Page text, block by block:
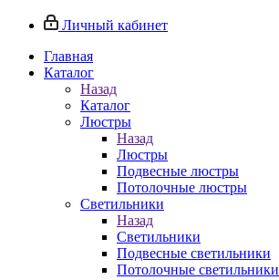
Личный кабинет
Главная
Каталог
Назад
Каталог
Люстры
Назад
Люстры
Подвесные люстры
Потолочные люстры
Светильники
Назад
Светильники
Подвесные светильники
Потолочные светильники